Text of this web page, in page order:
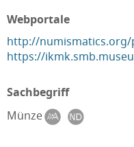
Webportale
http://numismatics.org/
https://
Sachbegriff
Münze